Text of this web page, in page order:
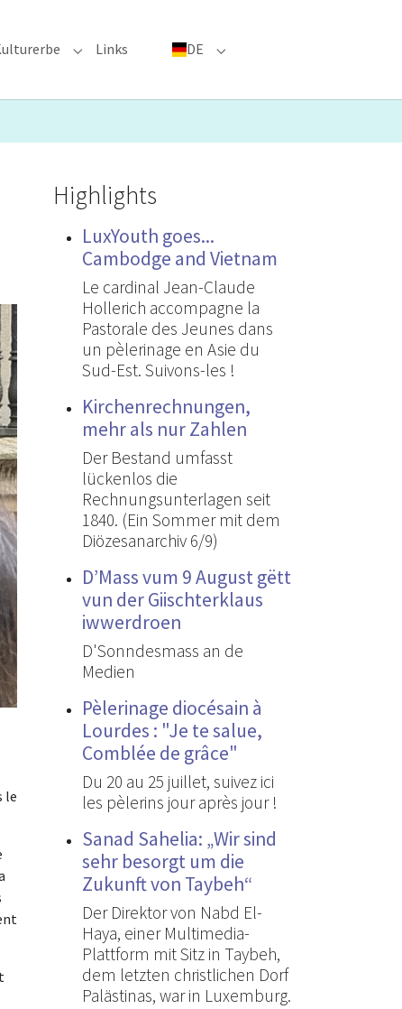
for "Große Ereignisse"
Submenu for "Kulturerbe"
Links DE Submenu for "DE"
le
Highlights
LuxYouth goes...
Cambodge and Vietnam
Le cardinal Jean-Claude
Hollerich accompagne la
Pastorale des Jeunes dans
un pèlerinage en Asie du
Sud-Est. Suivons-les !
Kirchenrechnungen,
mehr als nur Zahlen
Der Bestand umfasst
lückenlos die
Rechnungsunterlagen seit
1840. (Ein Sommer mit dem
Diözesanarchiv 6/9)
D’Mass vum 9 August gëtt
vun der Giischterklaus
iwwerdroen
D'Sonndesmass an de
Medien
Pèlerinage diocésain à
Lourdes : "Je te salue,
Comblée de grâce"
Du 20 au 25 juillet, suivez ici
les pèlerins jour après jour !
Sanad Sahelia: „Wir sind
sehr besorgt um die
Zukunft von Taybeh“
Der Direktor von Nabd El-
Haya, einer Multimedia-
Plattform mit Sitz in Taybeh,
dem letzten christlichen Dorf
Palästinas, war in Luxemburg.